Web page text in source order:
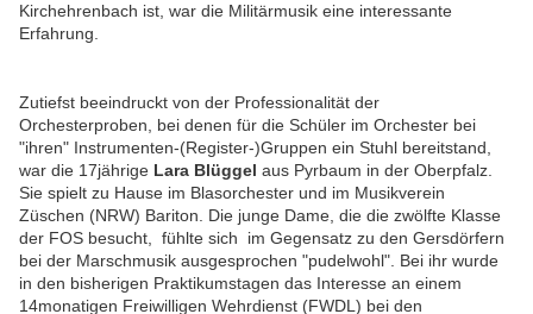
Kirchehrenbach ist, war die Militärmusik eine interessante
Erfahrung.
Zutiefst beeindruckt von der Professionalität der
Orchesterproben, bei denen für die Schüler im Orchester bei
"ihren" Instrumenten-(Register-)Gruppen ein Stuhl bereitstand,
war die 17jährige Lara Blüggel aus Pyrbaum in der Oberpfalz.
Sie spielt zu Hause im Blasorchester und im Musikverein
Züschen (NRW) Bariton. Die junge Dame, die die zwölfte Klasse
der FOS besucht, fühlte sich im Gegensatz zu den Gersdörfern
bei der Marschmusik ausgesprochen "pudelwohl". Bei ihr wurde
in den bisherigen Praktikumstagen das Interesse an einem
14monatigen Freiwilligen Wehrdienst (FWDL) bei den